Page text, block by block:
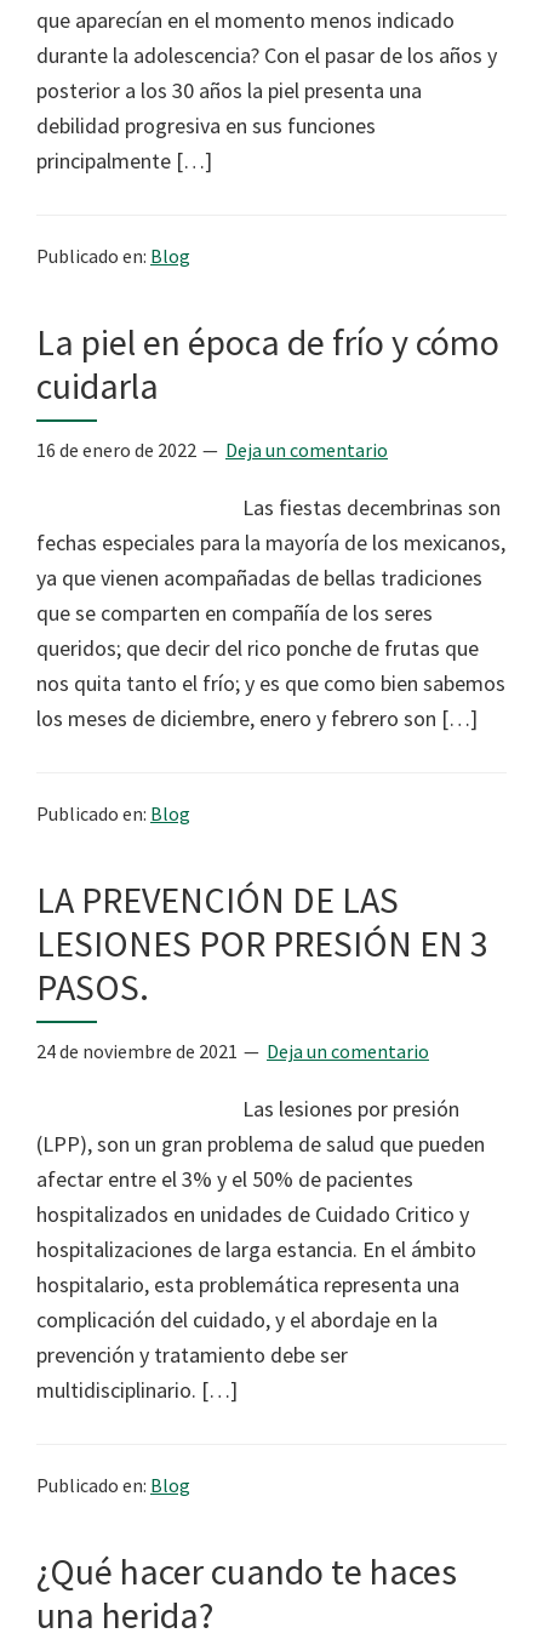
que aparecían en el momento menos indicado
durante la adolescencia? Con el pasar de los años y
posterior a los 30 años la piel presenta una
debilidad progresiva en sus funciones
principalmente […]
Publicado en: Blog
La piel en época de frío y cómo
cuidarla
16 de enero de 2022 Deja un comentario
Las fiestas decembrinas son
fechas especiales para la mayoría de los mexicanos,
ya que vienen acompañadas de bellas tradiciones
que se comparten en compañía de los seres
queridos; que decir del rico ponche de frutas que
nos quita tanto el frío; y es que como bien sabemos
los meses de diciembre, enero y febrero son […]
Publicado en: Blog
LA PREVENCIÓN DE LAS
LESIONES POR PRESIÓN EN 3
PASOS.
24 de noviembre de 2021 Deja un comentario
Las lesiones por presión
(LPP), son un gran problema de salud que pueden
afectar entre el 3% y el 50% de pacientes
hospitalizados en unidades de Cuidado Critico y
hospitalizaciones de larga estancia. En el ámbito
hospitalario, esta problemática representa una
complicación del cuidado, y el abordaje en la
prevención y tratamiento debe ser
multidisciplinario. […]
Publicado en: Blog
¿Qué hacer cuando te haces
una herida?